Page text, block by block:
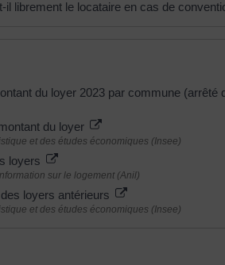
il librement le locataire en cas de
du loyer 2023 par commune (arrêté
du loyer
et des études économiques (Insee)
loyers
sur le logement (Anil)
loyers antérieurs
et des études économiques (Insee)